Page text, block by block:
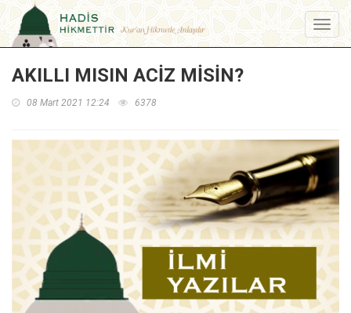
Menu
AKILLI MISIN ACİZ MİSİN?
08 Mart 2021 12:24 6378